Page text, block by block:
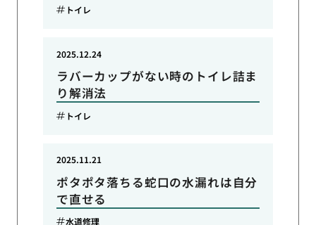
トイレ
ラバーカップがない時のトイレ詰ま
り解消法
2025.12.24
トイレ
ポタポタ落ちる蛇口の水漏れは自分
で直せる
2025.11.21
水道修理